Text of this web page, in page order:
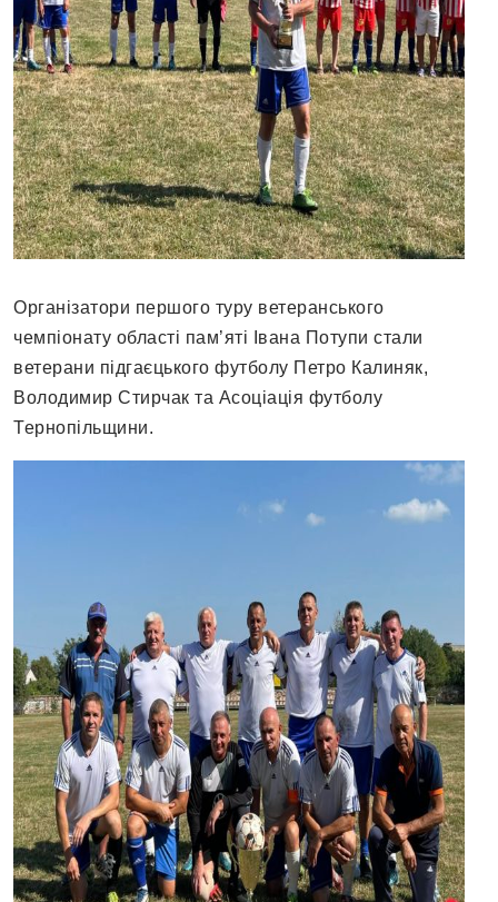
Організатори першого туру ветеранського
чемпіонату області пам’яті Івана Потупи стали
ветерани підгаєцького футболу Петро Калиняк,
Володимир Стирчак та Асоціація футболу
Тернопільщини.